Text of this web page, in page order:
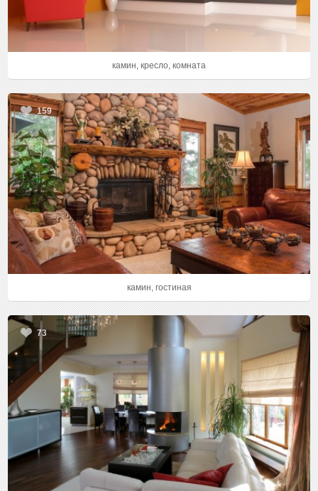
камин, кресло, комната
159
камин, гостиная
73